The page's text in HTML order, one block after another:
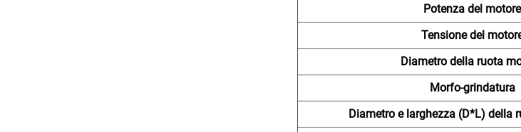
Potenza del motore
Tensione del
Diametro della ruota
Morfo-grindatura
Diametro e larghezza (D*L) della